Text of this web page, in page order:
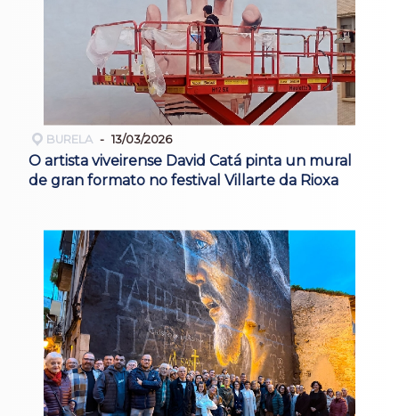
BURELA 13/03/2026
O artista viveirense David Catá pinta un mural
de gran formato no festival Villarte da Rioxa